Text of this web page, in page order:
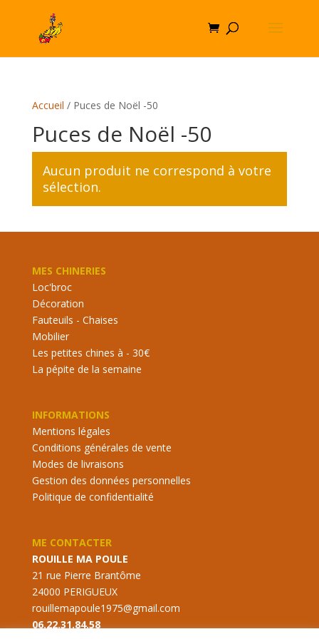
Accueil / Puces de Noël -50
Puces de Noël -50
Aucun produit ne correspond à votre
sélection.
MES CHINERIES
Loc'broc
Décoration
Fauteuils - Chaises
Mobilier
Les petites chines à - 30€
La pépite de la semaine
INFORMATIONS
Mentions légales
Conditions générales de vente
Modes de livraisons
Gestion des données personnelles
Politique de confidentialité
ME CONTACTER
ROUILLE MA POULE
21 rue Pierre Brantôme
24000 PERIGUEUX
rouillemapoule1975@gmail.com
06.22.31.84.58